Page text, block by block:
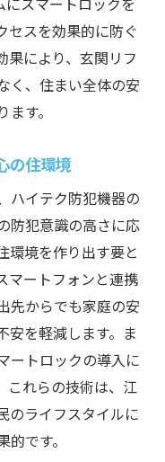
セスを効果的に防ぐ
果により、玄関リフ
く、住まい全体の安
す。
の住環境
ハイテク防犯機器の
防犯意識の高さに応
環境を作り出す要と
マートフォンと連携
先からでも家庭の安
安を軽減します。ま
ートロックの導入に
これらの技術は、江
のライフスタイルに
です。